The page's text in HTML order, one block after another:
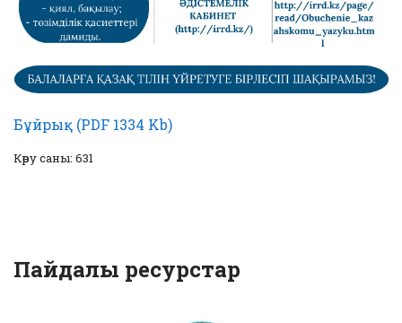
Бұйрық (PDF 1334 Kb)
Көру саны: 631
Пайдалы ресурстар